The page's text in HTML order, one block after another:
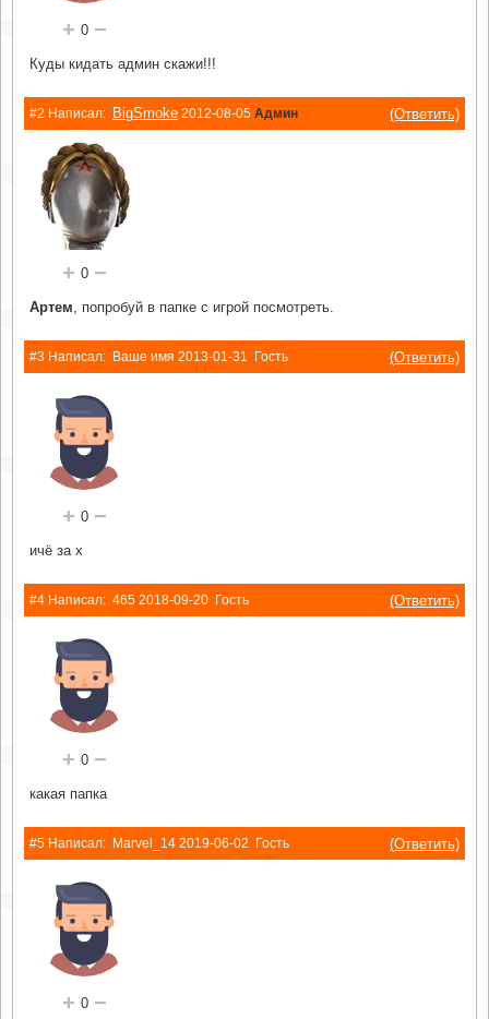
+ 0 −
Куды кидать админ скажи!!!
#2 Написал: BigSmoke 2012-08-05 Админ (Ответить)
+ 0 −
Артем, попробуй в папке с игрой посмотреть.
#3 Написал: Ваше имя 2013-01-31 Гость (Ответить)
+ 0 −
ичё за х
#4 Написал: 465 2018-09-20 Гость (Ответить)
+ 0 −
какая папка
#5 Написал: Marvel_14 2019-06-02 Гость (Ответить)
+ 0 −